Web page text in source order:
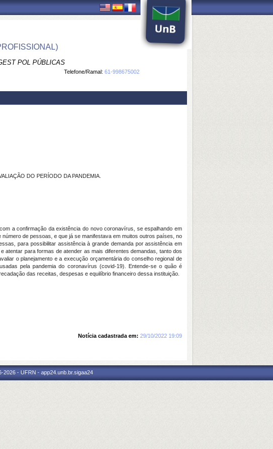
POL PÚBLICAS
Telefone/Ramal: 61-998675002
DO PERÍODO DA PANDEMIA.
a confirmação da existência do novo coronavírus, se espalhando em
de pessoas, e que já se manifestava em muitos outros países, no
para possibilitar assistência à grande demanda por assistência em
atentar para formas de atender as mais diferentes demandas, tanto dos
o planejamento e a execução orçamentária do conselho regional de
pela pandemia do coronavírus (covid-19). Entende-se o quão é
das receitas, despesas e equilíbrio financeiro dessa instituição.
Notícia cadastrada em: 29/10/2022 19:09
2026 - UFRN - app24.unb.br.sigaa24